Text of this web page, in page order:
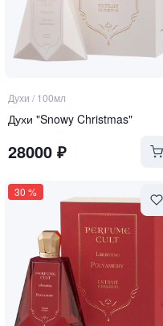
Духи / 100мл
Духи "Snowy Christmas"
28000 ₽
30 %